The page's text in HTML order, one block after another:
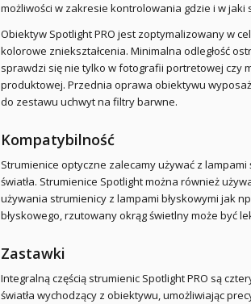
możliwości w zakresie kontrolowania gdzie i w jaki
Obiektyw Spotlight PRO jest zoptymalizowany w
kolorowe zniekształcenia. Minimalna odległość
sprawdzi się nie tylko w fotografii portretowej czy
produktowej. Przednia oprawa obiektywu
do zestawu uchwyt na filtry barwne.
Kompatybilność
Strumienice optyczne zalecamy używać z lampami
światła. Strumienice Spotlight można również
używania strumienicy z lampami błyskowymi jak
błyskowego, rzutowany okrąg świetlny może być
Zastawki
Integralną częścią strumienic Spotlight PRO są
światła wychodzący z obiektywu, umożliwiając